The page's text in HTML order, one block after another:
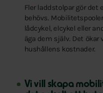
Fler laddstolpar gör det
behövs.
lådcykel, elcykel eller
äga dem själv. Det
hushållens kostnader.
Vi vill skapa